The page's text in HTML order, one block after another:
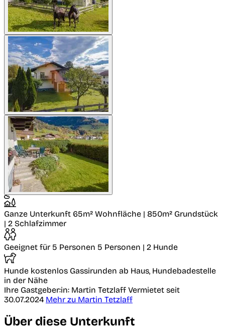
Ganze Unterkunft 65m² Wohnfläche | 850m² Grundstück
| 2 Schlafzimmer
Geeignet für 5 Personen 5 Personen | 2 Hunde
Hunde kostenlos Gassirunden ab Haus, Hundebadestelle
in der Nähe
Ihre Gastgeber:in: Martin Tetzlaff Vermietet seit
30.07.2024 Mehr zu Martin Tetzlaff
Über diese Unterkunft